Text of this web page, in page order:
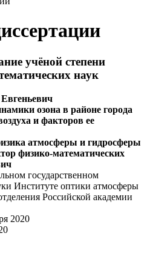
учёной степени
наук
озона в районе города
и факторов ее
атмосферы и гидросферы
физико-математических
государственном
Институте оптики атмосферы
Российской академии
2020